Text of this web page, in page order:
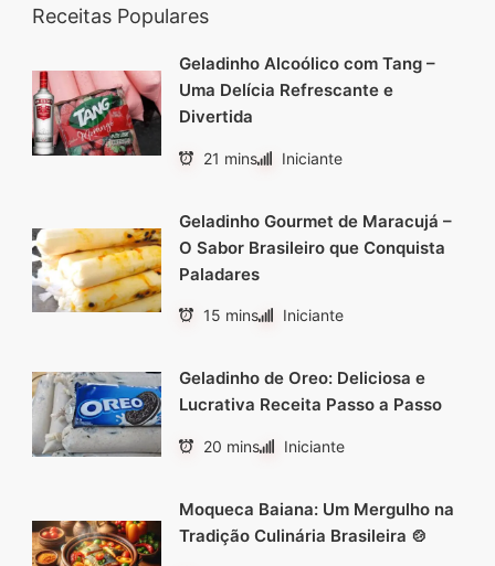
Receitas Populares
Geladinho Alcoólico com Tang –
Uma Delícia Refrescante e
Divertida
21 mins Iniciante
Geladinho Gourmet de Maracujá –
O Sabor Brasileiro que Conquista
Paladares
15 mins Iniciante
Geladinho de Oreo: Deliciosa e
Lucrativa Receita Passo a Passo
20 mins Iniciante
Moqueca Baiana: Um Mergulho na
Tradição Culinária Brasileira 🍲